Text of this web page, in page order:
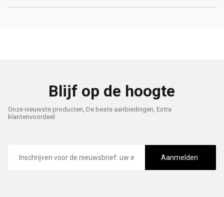
Blijf op de hoogte
Onze nieuwste producten, De beste aanbiedingen, Extra
klantenvoordeel
mailadres
Aanmelden